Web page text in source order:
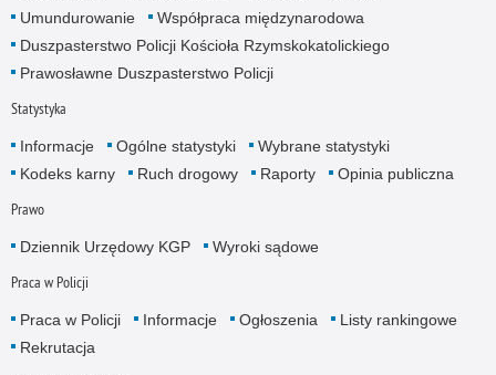
Umundurowanie
Współpraca międzynarodowa
Duszpasterstwo Policji Kościoła Rzymskokatolickiego
Prawosławne Duszpasterstwo Policji
Statystyka
Informacje Ogólne statystyki
Wybrane statystyki
Kodeks karny
Ruch drogowy Raporty Opinia publiczna
Prawo
Dziennik Urzędowy KGP Wyroki sądowe
Praca w Policji
Praca w Policji Informacje Ogłoszenia
Listy rankingowe
Rekrutacja